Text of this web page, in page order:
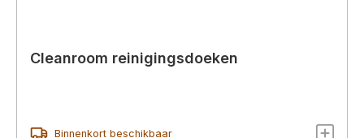
Cleanroom reinigingsdoeken
Binnenkort beschikbaar